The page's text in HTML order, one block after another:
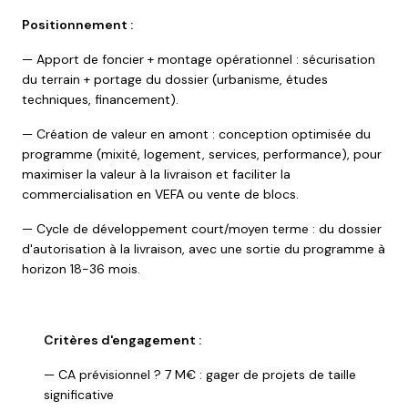
Positionnement :
— Apport de foncier + montage opérationnel : sécurisation
du terrain + portage du dossier (urbanisme, études
techniques, financement).
— Création de valeur en amont : conception optimisée du
programme (mixité, logement, services, performance), pour
maximiser la valeur à la livraison et faciliter la
commercialisation en VEFA ou vente de blocs.
— Cycle de développement court/moyen terme : du dossier
d'autorisation à la livraison, avec une sortie du programme à
horizon 18-36 mois.
Critères d'engagement :
— CA prévisionnel ? 7 M€ : gager de projets de taille
significative